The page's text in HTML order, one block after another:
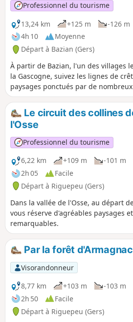
Professionnel du tourisme
13,24 km
+125 m
-126 m
4h 10
Moyenne
Départ à Bazian (Gers)
À partir de Bazian, l'un des villages
la Gascogne, suivez les lignes de
paysages ponctués par de
d'une ancienne spécialisation dans
sud de Vic-Fezensac, vous
et son château rénové, des moulins
Le circuit des collines
l'Osse
Professionnel du tourisme
6,22 km
+109 m
-101 m
2h 05
Facile
Départ à Riguepeu (Gers)
Dans la vallée de l'Osse, au départ
vous réserve d'agréables paysages
remarquables.
Par la forêt
Visorandonneur
8,77 km
+103 m
-103 m
2h 50
Facile
Départ à Riguepeu (Gers)